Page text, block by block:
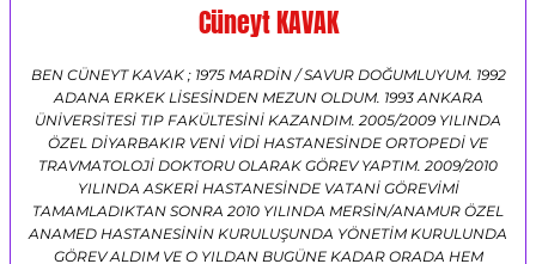
Cüneyt KAVAK
BEN CÜNEYT KAVAK ; 1975 MARDİN / SAVUR DOĞUMLUYUM. 1992
ADANA ERKEK LİSESİNDEN MEZUN OLDUM. 1993 ANKARA
ÜNİVERSİTESİ TIP FAKÜLTESİNİ KAZANDIM. 2005/2009 YILINDA
ÖZEL DİYARBAKIR VENİ VİDİ HASTANESİNDE ORTOPEDİ VE
TRAVMATOLOJİ DOKTORU OLARAK GÖREV YAPTIM. 2009/2010
YILINDA ASKERİ HASTANESİNDE VATANİ GÖREVİMİ
TAMAMLADIKTAN SONRA 2010 YILINDA MERSİN/ANAMUR ÖZEL
ANAMED HASTANESİNİN KURULUŞUNDA YÖNETİM KURULUNDA
GÖREV ALDIM VE O YILDAN BUGÜNE KADAR ORADA HEM